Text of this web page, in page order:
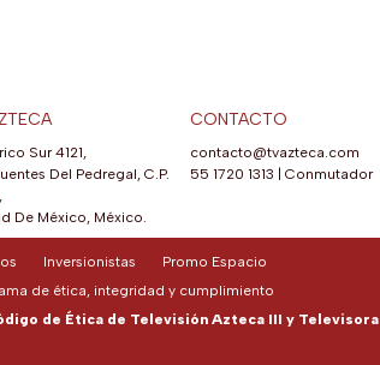
Sur 4121,
Del Pedregal, C.P.
De México, México.
CONTACTO
contacto@tvazteca.com
55 1720 1313
Conmutador
Inversionistas
Promo Espacio
de ética, integridad y cumplimiento
de Ética de Televisión Azteca III y Televisora